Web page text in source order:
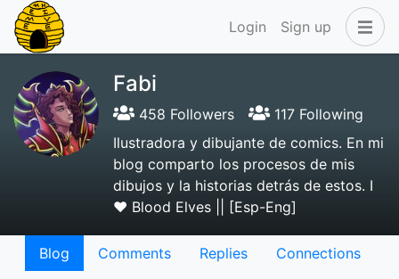
Login Sign up
Fabi
458 Followers
117 Following
Ilustradora y dibujante de comics. En mi
blog comparto los procesos de mis
dibujos y la historias detrás de estos. I
❤️ Blood Elves || [Esp-Eng]
Blog Comments Replies
Connections